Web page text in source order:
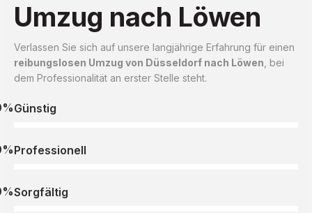
Umzug nach Löwen
Verlassen Sie sich auf unsere langjährige Erfahrung für einen
reibungslosen Umzug von Düsseldorf nach Löwen , bei
dem Professionalität an erster Stelle steht.
Günstig
Professionell
Sorgfältig